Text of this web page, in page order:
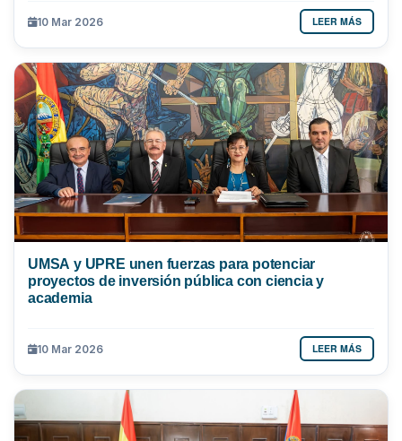
10 Mar 2026 LEER MÁS
UMSA y UPRE unen fuerzas para potenciar
proyectos de inversión pública con ciencia y
academia
10 Mar 2026 LEER MÁS